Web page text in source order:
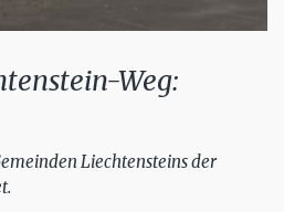
Weg:
Liechtensteins der